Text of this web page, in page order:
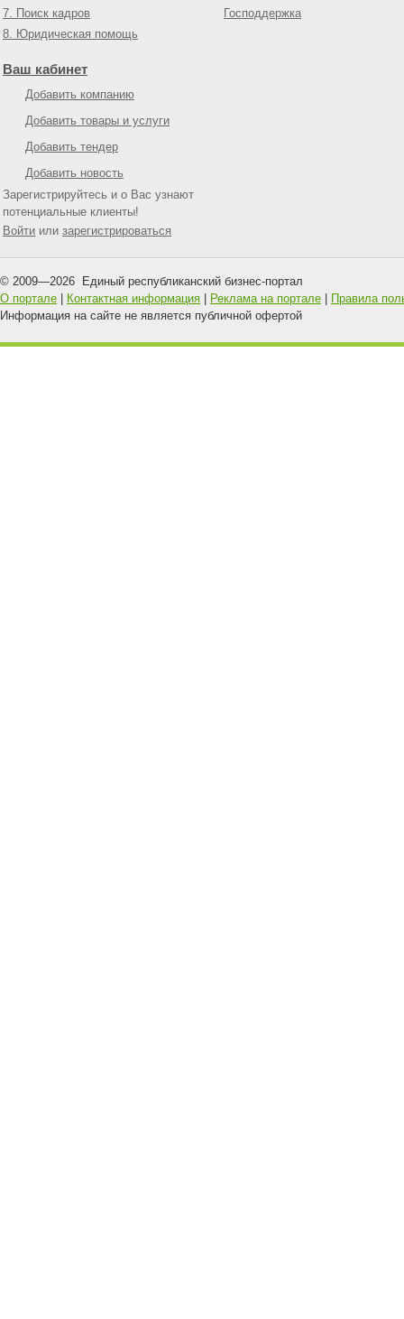
7. Поиск кадров
8. Юридическая помощь
Господдержка
Ваш кабинет
Добавить компанию
Добавить товары и услуги
Добавить тендер
Добавить новость
Зарегистрируйтесь и о Вас узнают
потенциальные клиенты!
Войти или зарегистрироваться
© 2009—2026 Единый республиканский бизнес-портал
О портале
Контактная информация Реклама на портале
Правила
Информация на сайте не является публичной офертой